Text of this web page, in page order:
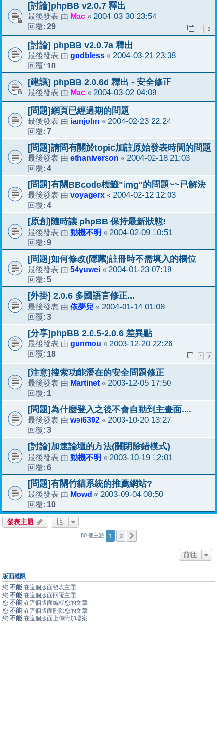
[討論]phpBB v2.0.7 釋出
最後發表 由 Mac « 2004-03-30 23:54
回覆: 29 1 2
[討論] phpBB v2.0.7a 釋出
最後發表 由 godbless « 2004-03-21 23:38
回覆: 10
[建議] phpBB 2.0.6d 釋出 - 安全修正
最後發表 由 Mac « 2004-03-02 04:09
[問題]網頁已經過期的問題
最後發表 由 iamjohn « 2004-02-23 22:24
回覆: 7
[問題]請問有關於topic加註原始發表時間的問題
最後發表 由 ethaniverson « 2004-02-18 21:03
回覆: 4
[問題]有關BBcode標籤"img"的問題~~已解決
最後發表 由 voyagerx « 2004-02-12 12:03
回覆: 4
[原創]隨時讓 phpBB 保持最新狀態!
最後發表 由 動機不明 « 2004-02-09 10:51
回覆: 9
[問題]如何修改(隱藏)註冊時不需填入的欄位
最後發表 由 54yuwei « 2004-01-23 07:19
回覆: 5
[外掛] 2.0.6 多國語言修正...
最後發表 由 依夢兒 « 2004-01-14 01:08
回覆: 3
[分享]phpBB 2.0.5-2.0.6 差異點
最後發表 由 gunmou « 2003-12-20 22:26
回覆: 18 1 2
[注意]搜索功能潛在的安全問題修正
最後發表 由 Martinet « 2003-12-05 17:50
回覆: 1
[問題]為什麼登入之後不會自動到主畫面....
最後發表 由 wei6392 « 2003-10-20 13:27
回覆: 3
[討論]加速論壇的方法(關閉除錯模式)
最後發表 由 動機不明 « 2003-10-19 12:01
回覆: 6
[問題]有關竹貓系統的推薦網站?
最後發表 由 Mowd « 2003-09-04 08:50
回覆: 10
發表主題
80 個主題 1 2
前往
版面權限
您 不能 在這個版面發表主題
您 不能 在這個版面回覆主題
您 不能 在這個版面編輯您的文章
您 不能 在這個版面刪除您的文章
您 不能 在這個版面上傳附加檔案